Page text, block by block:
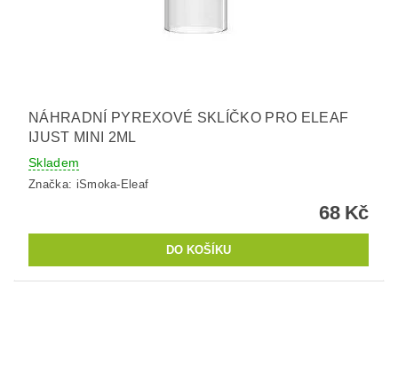
NÁHRADNÍ PYREXOVÉ SKLÍČKO PRO ELEAF
IJUST MINI 2ML
Skladem
Značka: iSmoka-Eleaf
68 Kč